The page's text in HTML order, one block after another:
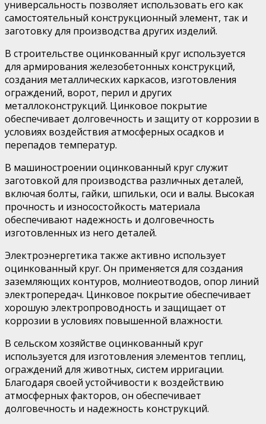
универсальность позволяет использовать его как
самостоятельный конструкционный элемент, так и
заготовку для производства других изделий.
В строительстве оцинкованный круг используется
для армирования железобетонных конструкций,
создания металлических каркасов, изготовления
ограждений, ворот, перил и других
металлоконструкций. Цинковое покрытие
обеспечивает долговечность и защиту от коррозии в
условиях воздействия атмосферных осадков и
перепадов температур.
В машиностроении оцинкованный круг служит
заготовкой для производства различных деталей,
включая болты, гайки, шпильки, оси и валы. Высокая
прочность и износостойкость материала
обеспечивают надежность и долговечность
изготовленных из него деталей.
Электроэнергетика также активно использует
оцинкованный круг. Он применяется для создания
заземляющих контуров, молниеотводов, опор линий
электропередач. Цинковое покрытие обеспечивает
хорошую электропроводность и защищает от
коррозии в условиях повышенной влажности.
В сельском хозяйстве оцинкованный круг
используется для изготовления элементов теплиц,
ограждений для животных, систем ирригации.
Благодаря своей устойчивости к воздействию
атмосферных факторов, он обеспечивает
долговечность и надежность конструкций.